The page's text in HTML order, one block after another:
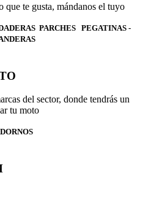
que te gusta, mándanos el tuyo
PARCHES PEGATINAS -
del sector, donde tendrás un
tu moto